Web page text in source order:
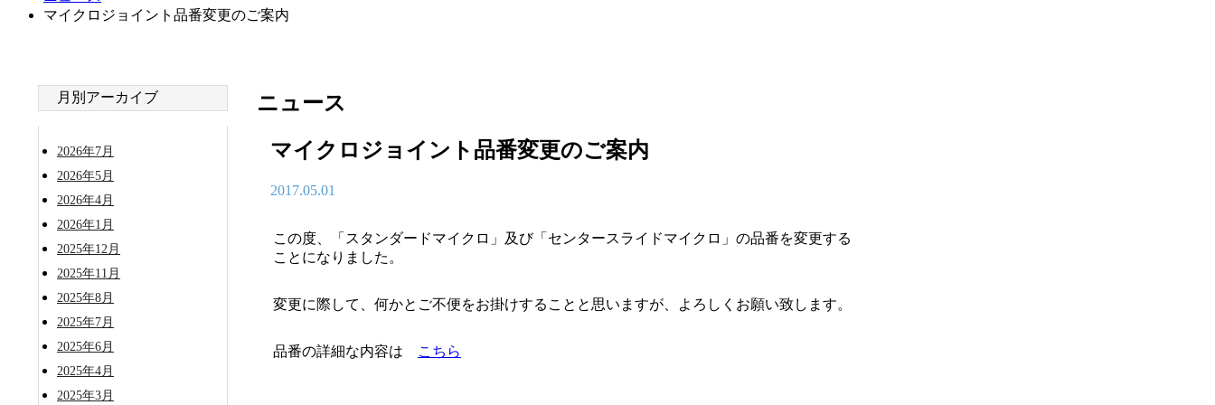
マイクロジョイント品番変更のご案内
ニュース
マイクロジョイント品番変更のご案内
2017.05.01
この度、「スタンダードマイクロ」及び「センタースライドマイクロ」の品番を変更する
ことになりました。
変更に際して、何かとご不便をお掛けすることと思いますが、よろしくお願い致します。
品番の詳細な内容は こちら
月別アーカイブ
2026年7月
2026年5月
2026年4月
2026年1月
2025年12月
2025年11月
2025年8月
2025年7月
2025年6月
2025年4月
2025年3月